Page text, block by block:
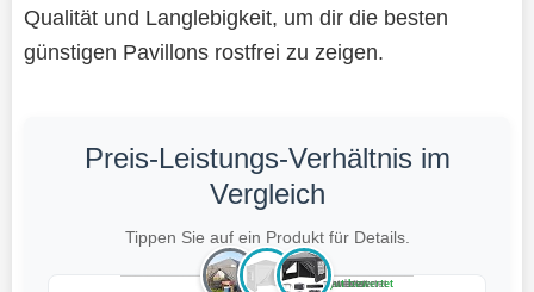
Qualität und Langlebigkeit, um dir die besten
günstigen Pavillons rostfrei zu zeigen.
Preis-Leistungs-Verhältnis im
Vergleich
Tippen Sie auf ein Produkt für Details.
Teuer, gut bewertet
Teuer, schlecht bewertet
Preiswert, gut bewertet
Preiswert, schlecht bewertet